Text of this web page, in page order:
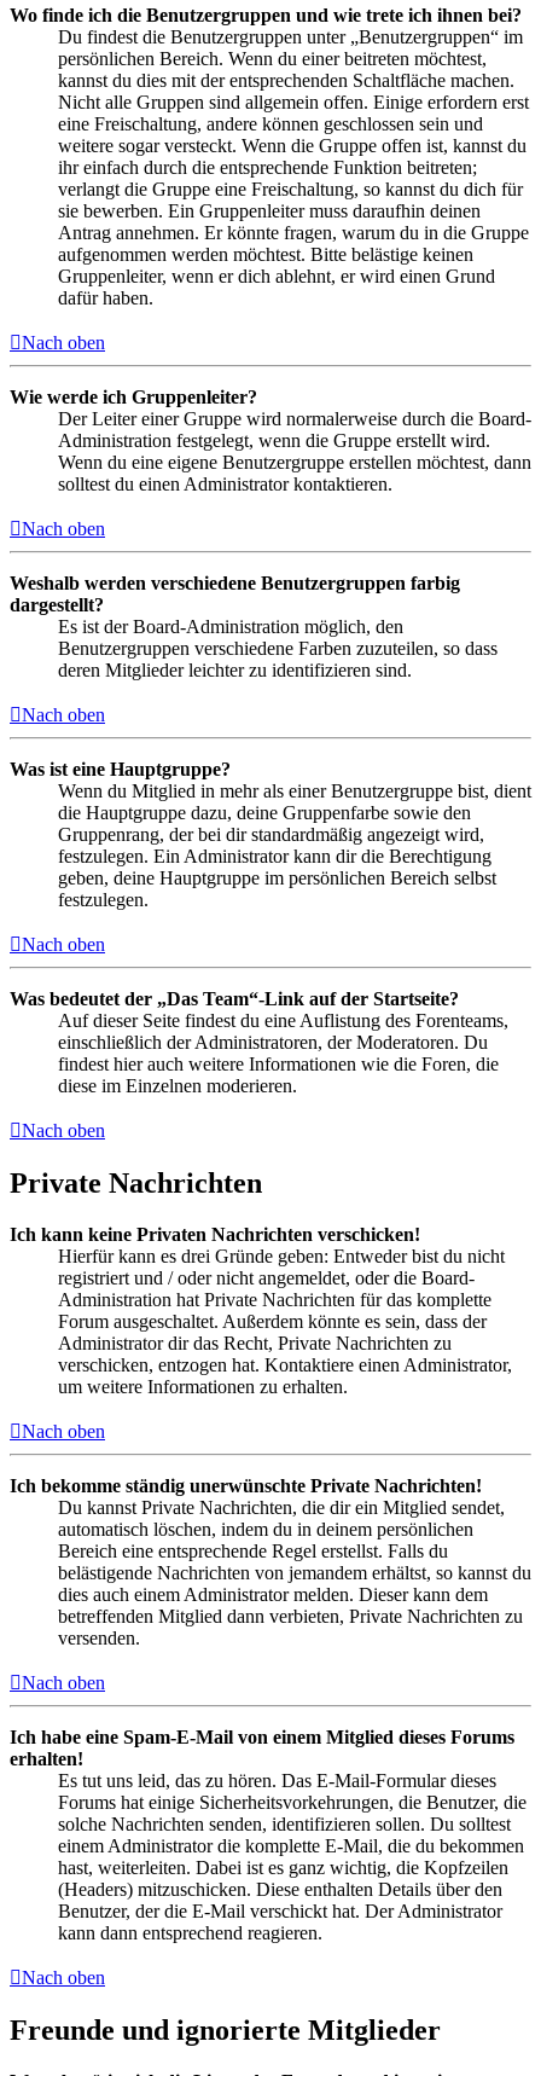
Wo finde ich die Benutzergruppen und wie trete ich ihnen bei?
Du findest die Benutzergruppen unter „Benutzergruppen“ im
persönlichen Bereich. Wenn du einer beitreten möchtest,
kannst du dies mit der entsprechenden Schaltfläche machen.
Nicht alle Gruppen sind allgemein offen. Einige erfordern erst
eine Freischaltung, andere können geschlossen sein und
weitere sogar versteckt. Wenn die Gruppe offen ist, kannst du
ihr einfach durch die entsprechende Funktion beitreten;
verlangt die Gruppe eine Freischaltung, so kannst du dich für
sie bewerben. Ein Gruppenleiter muss daraufhin deinen
Antrag annehmen. Er könnte fragen, warum du in die Gruppe
aufgenommen werden möchtest. Bitte belästige keinen
Gruppenleiter, wenn er dich ablehnt, er wird einen Grund
dafür haben.
Nach oben
Wie werde ich Gruppenleiter?
Der Leiter einer Gruppe wird normalerweise durch die Board-
Administration festgelegt, wenn die Gruppe erstellt wird.
Wenn du eine eigene Benutzergruppe erstellen möchtest, dann
solltest du einen Administrator kontaktieren.
Nach oben
Weshalb werden verschiedene Benutzergruppen farbig
dargestellt?
Es ist der Board-Administration möglich, den
Benutzergruppen verschiedene Farben zuzuteilen, so dass
deren Mitglieder leichter zu identifizieren sind.
Nach oben
Was ist eine Hauptgruppe?
Wenn du Mitglied in mehr als einer Benutzergruppe bist, dient
die Hauptgruppe dazu, deine Gruppenfarbe sowie den
Gruppenrang, der bei dir standardmäßig angezeigt wird,
festzulegen. Ein Administrator kann dir die Berechtigung
geben, deine Hauptgruppe im persönlichen Bereich selbst
festzulegen.
Nach oben
Was bedeutet der „Das Team“-Link auf der Startseite?
Auf dieser Seite findest du eine Auflistung des Forenteams,
einschließlich der Administratoren, der Moderatoren. Du
findest hier auch weitere Informationen wie die Foren, die
diese im Einzelnen moderieren.
Nach oben
Private Nachrichten
Ich kann keine Privaten Nachrichten verschicken!
Hierfür kann es drei Gründe geben: Entweder bist du nicht
registriert und / oder nicht angemeldet, oder die Board-
Administration hat Private Nachrichten für das komplette
Forum ausgeschaltet. Außerdem könnte es sein, dass der
Administrator dir das Recht, Private Nachrichten zu
verschicken, entzogen hat. Kontaktiere einen Administrator,
um weitere Informationen zu erhalten.
Nach oben
Ich bekomme ständig unerwünschte Private Nachrichten!
Du kannst Private Nachrichten, die dir ein Mitglied sendet,
automatisch löschen, indem du in deinem persönlichen
Bereich eine entsprechende Regel erstellst. Falls du
belästigende Nachrichten von jemandem erhältst, so kannst du
dies auch einem Administrator melden. Dieser kann dem
betreffenden Mitglied dann verbieten, Private Nachrichten zu
versenden.
Nach oben
Ich habe eine Spam-E-Mail von einem Mitglied dieses Forums
erhalten!
Es tut uns leid, das zu hören. Das E-Mail-Formular dieses
Forums hat einige Sicherheitsvorkehrungen, die Benutzer, die
solche Nachrichten senden, identifizieren sollen. Du solltest
einem Administrator die komplette E-Mail, die du bekommen
hast, weiterleiten. Dabei ist es ganz wichtig, die Kopfzeilen
(Headers) mitzuschicken. Diese enthalten Details über den
Benutzer, der die E-Mail verschickt hat. Der Administrator
kann dann entsprechend reagieren.
Nach oben
Freunde und ignorierte Mitglieder